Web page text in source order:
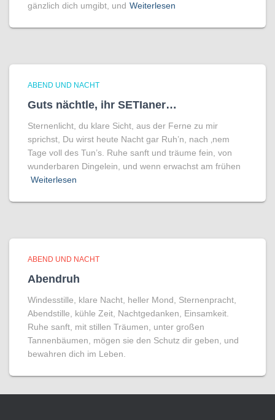
gänzlich dich umgibt, und Weiterlesen
ABEND UND NACHT
Guts nächtle, ihr SETIaner…
Sternenlicht, du klare Sicht, aus der Ferne zu mir
sprichst, Du wirst heute Nacht gar Ruh’n, nach ‚nem
Tage voll des Tun’s. Ruhe sanft und träume fein, von
wunderbaren Dingelein, und wenn erwachst am frühen
Weiterlesen
ABEND UND NACHT
Abendruh
Windesstille, klare Nacht, heller Mond, Sternenpracht,
Abendstille, kühle Zeit, Nachtgedanken, Einsamkeit.
Ruhe sanft, mit stillen Träumen, unter großen
Tannenbäumen, mögen sie den Schutz dir geben, und
bewahren dich im Leben.